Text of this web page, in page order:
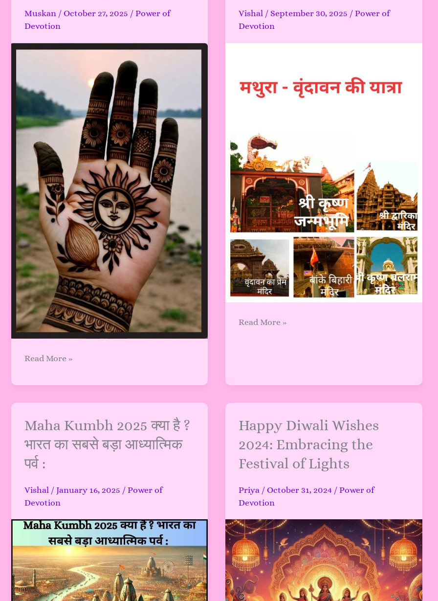
Muskan / October 27, 2025 / Power of
Devotion
मेहंदी
डिज़ाइन
बनाएंगे
Read More »
Vishal / September 30, 2025 /Power of
Devotion
वृंदावन
की
यात्रा
Read More »
Maha Kumbh 2025 क्या है ?
भारत का सबसे बड़ा आध्यात्मिक
पर्व :
Vishal / January 16, 2025 / Power of
Devotion
Maha
2025
क्या
?
भारत
सबसे
आध्यात्मिक
पर्व
:
Happy Diwali Wishes
2024: Embracing the
Festival of Lights
Priya /October 31, 2024 /Power of
Devotion
Happy
Diwali
Wishes
2024:
the
Festival
Lights